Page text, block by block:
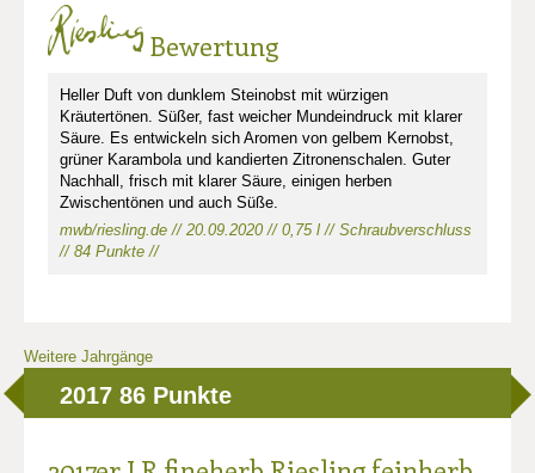
Bewertung
Heller Duft von dunklem Steinobst mit würzigen
Kräutertönen. Süßer, fast weicher Mundeindruck mit klarer
Säure. Es entwickeln sich Aromen von gelbem Kernobst,
grüner Karambola und kandierten Zitronenschalen. Guter
Nachhall, frisch mit klarer Säure, einigen herben
Zwischentönen und auch Süße.
mwb/riesling.de // 20.09.2020 // 0,75 l // Schraubverschluss
// 84 Punkte //
Weitere Jahrgänge
2017 86 Punkte